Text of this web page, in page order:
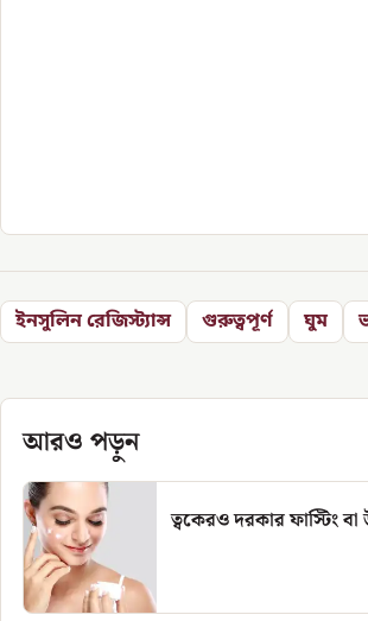
ইনসুলিন রেজিস্ট্যান্স গুরুত্বপূর্ণ ঘুম
আরও পড়ুন
ত্বকেরও দরকার ফাস্টিং